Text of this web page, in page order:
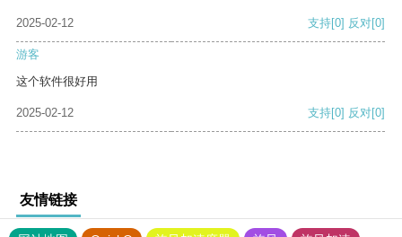
2025-02-12 支持[0] 反对[0]
游客
这个软件很好用
2025-02-12 支持[0] 反对[0]
友情链接